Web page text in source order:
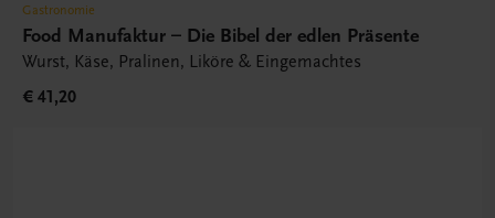
Gastronomie
Food Manufaktur – Die Bibel der edlen Präsente
Wurst, Käse, Pralinen, Liköre & Eingemachtes
€ 41,20